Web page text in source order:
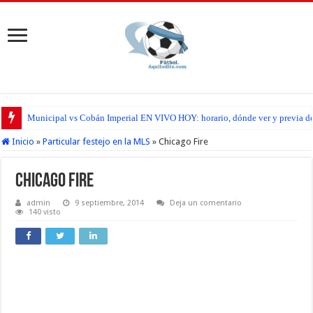
Municipal vs Cobán Imperial EN VIVO HOY: horario, dónde ver y previa
Inicio » Particular festejo en la MLS » Chicago Fire
Chicago Fire
admin 9 septiembre, 2014
Deja un comentario
140 visto